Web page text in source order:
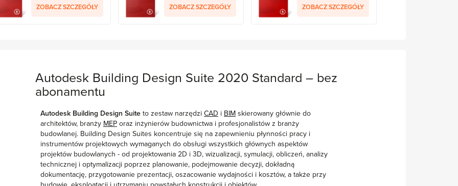
ZOBACZ SZCZEGÓŁY ZOBACZ SZCZEGÓŁY ZOBACZ SZCZEGÓŁY
Autodesk Building Design Suite 2020 Standard – bez
abonamentu
Autodesk Building Design Suite to zestaw narzędzi CAD i BIM skierowany głównie do
architektów, branży MEP oraz inżynierów budownictwa i profesjonalistów z branży
budowlanej. Building Design Suites koncentruje się na zapewnieniu płynności pracy i
instrumentów projektowych wymaganych do obsługi wszystkich głównych aspektów
projektów budowlanych - od projektowania 2D i 3D, wizualizacji, symulacji, obliczeń, analizy
technicznej i optymalizacji poprzez planowanie, podejmowanie decyzji, dokładną
dokumentację, przygotowanie prezentacji, oszacowanie wydajności i kosztów, a także przy